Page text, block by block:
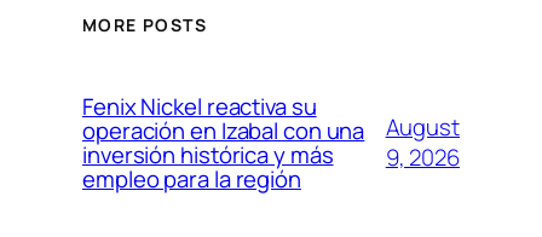
MORE POSTS
Fenix Nickel reactiva su
operación en Izabal con una
inversión histórica y más
empleo para la región
August
9, 2026